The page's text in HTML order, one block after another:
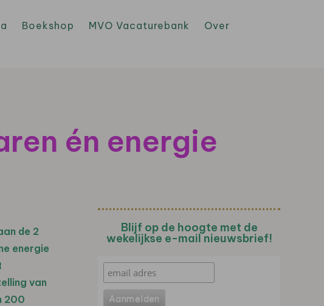
Boekshop MVO Vacaturebank
Over
én energie
de 2
energie
van
200
Blijf op de hoogte met de
wekelijkse e-mail nieuwsbrief!